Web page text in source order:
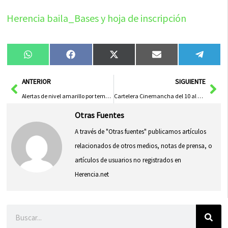
Herencia baila_Bases y hoja de inscripción
Compartir
en
WhatsAppCompartir
en
FacebookCompartir
en
X
(Twitter)
Compartir
en
Email
en
AntANTERIOR
Alertas de nivel amarillo por temperaturas de 38º
SIGUIENTE
Cartelera Cinemancha del 10 al 16 de junio
Otras Fuentes
A través de "Otras fuentes" publicamos artículos
relacionados de otros medios, notas de prensa, o
artículos de usuarios no registrados en
Herencia.net